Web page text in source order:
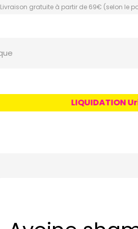
Livraison gratuite à partir de 69€ (selon le
LIQUIDATION